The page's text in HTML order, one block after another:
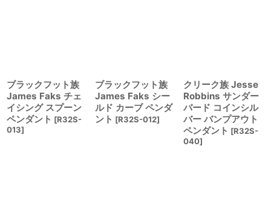
ブラックフット族
James Faks チェ
イシング スプーン
ペンダント [R32S-
013]
ブラックフット族
James Faks シー
ルド カーブ ペンダ
ント [R32S-012]
クリーク族 Jesse
Robbins サンダー
バード コインシル
バー バンプアウト
ペンダント [R32S-
040]